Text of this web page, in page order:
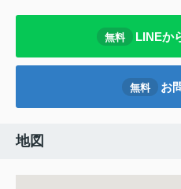
無料 LINEか
無料 お
地図